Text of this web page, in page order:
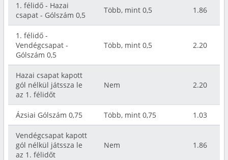
1. félidő - Hazai
csapat - Gólszám 0,5
Több, mint 0,5 1.86
1. félidő -
Vendégcsapat -
Gólszám 0,5
Több, mint 0,5 2.20
Hazai csapat kapott
gól nélkül játssza le
az 1. félidőt
Nem 2.20
Ázsiai Gólszám 0,75 Több, mint 0,75 1.03
Vendégcsapat kapott
gól nélkül játssza le
az 1. félidőt
Nem 1.86